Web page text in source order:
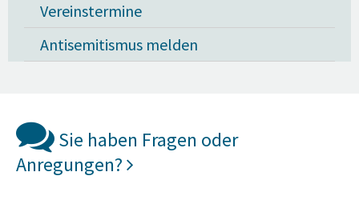
Vereinstermine
Antisemitismus melden
Sie haben Fragen oder
Anregungen?